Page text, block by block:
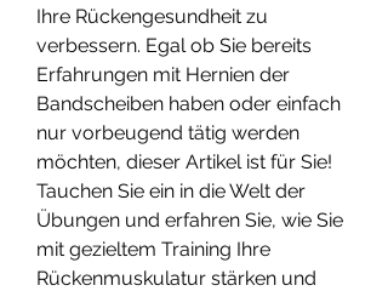
Ihre Rückengesundheit zu
verbessern. Egal ob Sie bereits
Erfahrungen mit Hernien der
Bandscheiben haben oder einfach
nur vorbeugend tätig werden
möchten, dieser Artikel ist für Sie!
Tauchen Sie ein in die Welt der
Übungen und erfahren Sie, wie Sie
mit gezieltem Training Ihre
Rückenmuskulatur stärken und